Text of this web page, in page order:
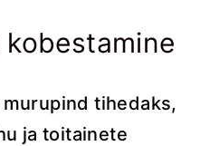
tihedaks,
ja toitainete